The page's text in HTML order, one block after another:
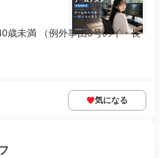
歳未満 （例外事由3号のイ・長
気になる